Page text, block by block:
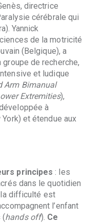
directrice
cérébrale qui
Yannick
de la motricité
(Belgique), a
de recherche,
et ludique
Arm Bimanual
Extremities),
à
et étendue aux
principes : les
dans le quotidien
la difficulté est
l’enfant
(hands off). Ce